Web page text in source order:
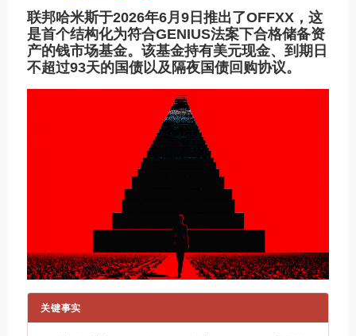
联邦哈米斯于2026年6月9日推出了OFFXX，这
是首个结构化为符合GENIUS法案下合格储备资
产的钱市场基金。该基金持有美元现金、到期日
不超过93天的国债以及隔夜国债回购协议。
关键事实